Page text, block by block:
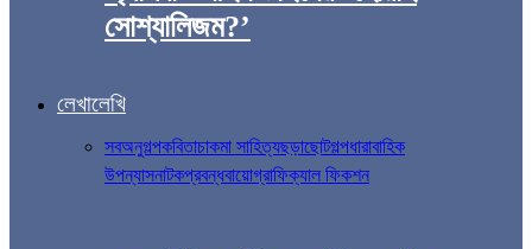
সোশ্যালিজম?’
লেখালেখি
সবঅনুগল্পকবিতাচাকমা সাহিত্যছড়াছোটগল্পধারাবাহিক
উপন্যাসনাটকপ্রবন্ধবায়োগ্রাফিক্যাল ফিকশন